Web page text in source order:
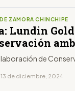
ZAMORA CHINCHIPE
Lundin
de
13 de diciembre, 2024